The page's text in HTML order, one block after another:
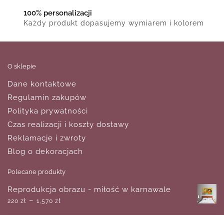
100% personalizacji
Każdy produkt dopasujemy wymiarem i kolorem
O sklepie
Dane kontaktowe
Regulamin zakupów
Polityka prywatności
Czas realizacji i koszty dostawy
Reklamacje i zwroty
Blog o dekoracjach
Polecane produkty
Reprodukcja obrazu - miłość w karnawale
220 zł – 1,570 zł